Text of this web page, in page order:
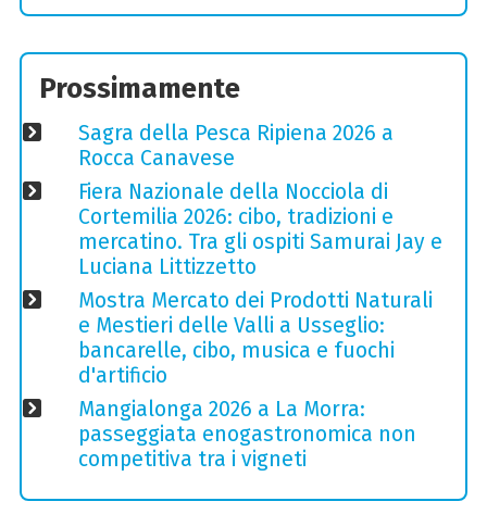
Prossimamente
Sagra della Pesca Ripiena 2026 a
Rocca Canavese
Fiera Nazionale della Nocciola di
Cortemilia 2026: cibo, tradizioni e
mercatino. Tra gli ospiti Samurai Jay e
Luciana Littizzetto
Mostra Mercato dei Prodotti Naturali
e Mestieri delle Valli a Usseglio:
bancarelle, cibo, musica e fuochi
d'artificio
Mangialonga 2026 a La Morra:
passeggiata enogastronomica non
competitiva tra i vigneti